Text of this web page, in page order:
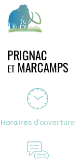
Horaires d'ouverture